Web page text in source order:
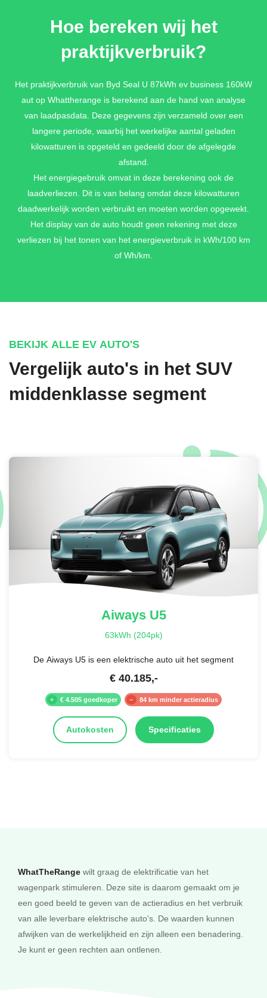
€ 1.100,-
€ 1.100,-
Hoe bereken wij het
praktijkverbruik?
Het praktijkverbruik van Byd Seal U 87kWh ev business 160kW
aut op Whattherange is berekend aan de hand van analyse
van laadpasdata. Deze gegevens zijn verzameld over een
langere periode, waarbij het werkelijke aantal geladen
kilowatturen is opgeteld en gedeeld door de afgelegde
afstand.
Het energiegebruik omvat in deze berekening ook de
laadverliezen. Dit is van belang omdat deze kilowatturen
daadwerkelijk worden verbruikt en moeten worden opgewekt.
Het display van de auto houdt geen rekening met deze
verliezen bij het tonen van het energieverbruik in kWh/100 km
of Wh/km.
BEKIJK ALLE EV AUTO'S
Vergelijk auto's in het SUV
middenklasse segment
AiwaysU5
63kWh (204pk)
De Aiways U5 is een elektrische auto uit het segment
€ 40.185,-
€ 4.505 goedkoper 84 km minder actieradius
Autokosten Specificaties
WhatTheRange wilt graag de elektrificatie van het
wagenpark stimuleren. Deze site is daarom gemaakt om je
een goed beeld te geven van de actieradius en het verbruik
van alle leverbare elektrische auto's. De waarden kunnen
afwijken van de werkelijkheid en zijn alleen een benadering.
Je kunt er geen rechten aan ontlenen.